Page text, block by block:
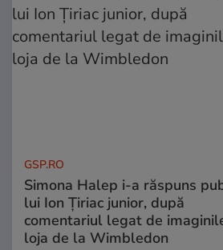
GSP.RO
Simona Halep i-a răspuns
lui Ion Țiriac junior, după
comentariul legat de
loja de la Wimbledon